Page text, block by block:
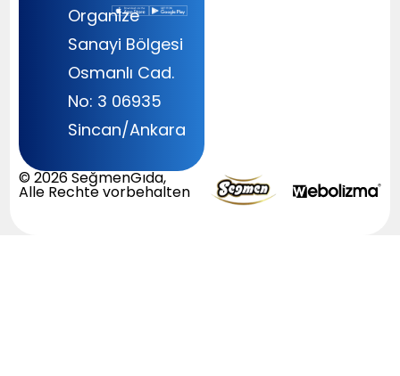
Organize
Sanayi Bölgesi
Osmanlı Cad.
No: 3 06935
Sincan/Ankara
© 2026 SeğmenGıda,
Alle Rechte vorbehalten